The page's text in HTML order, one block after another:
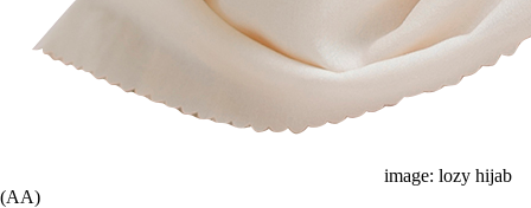
image: lozy hijab
(AA)